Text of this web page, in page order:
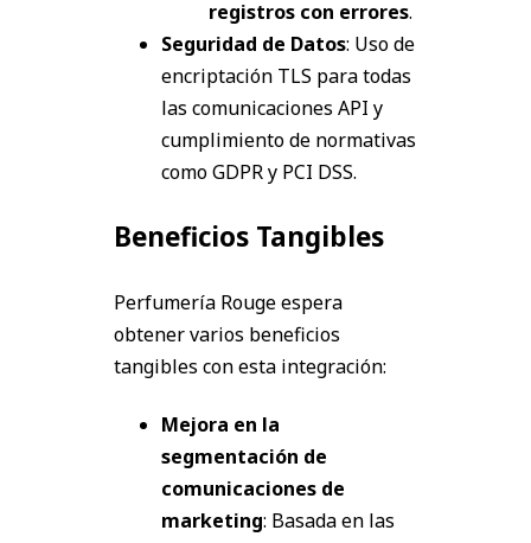
registros con errores.
Seguridad de Datos: Uso de
encriptación TLS para todas
las comunicaciones API y
cumplimiento de normativas
como GDPR y PCI DSS.
Beneficios Tangibles
Perfumería Rouge espera
obtener varios beneficios
tangibles con esta integración:
Mejora en la
segmentación de
comunicaciones de
marketing: Basada en las